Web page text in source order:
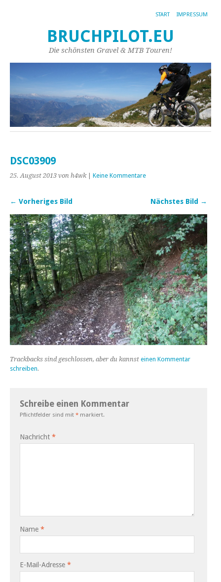
START IMPRESSUM
BRUCHPILOT.EU
Die schönsten Gravel & MTB Touren!
DSC03909
25. August 2013 von h4wk| Keine Kommentare
← Vorheriges Bild Nächstes Bild →
Trackbacks sind geschlossen, aber du kannst einen Kommentar
schreiben.
Schreibe einen Kommentar
Pflichtfelder sind mit * markiert.
Nachricht *
Name *
E-Mail-Adresse *